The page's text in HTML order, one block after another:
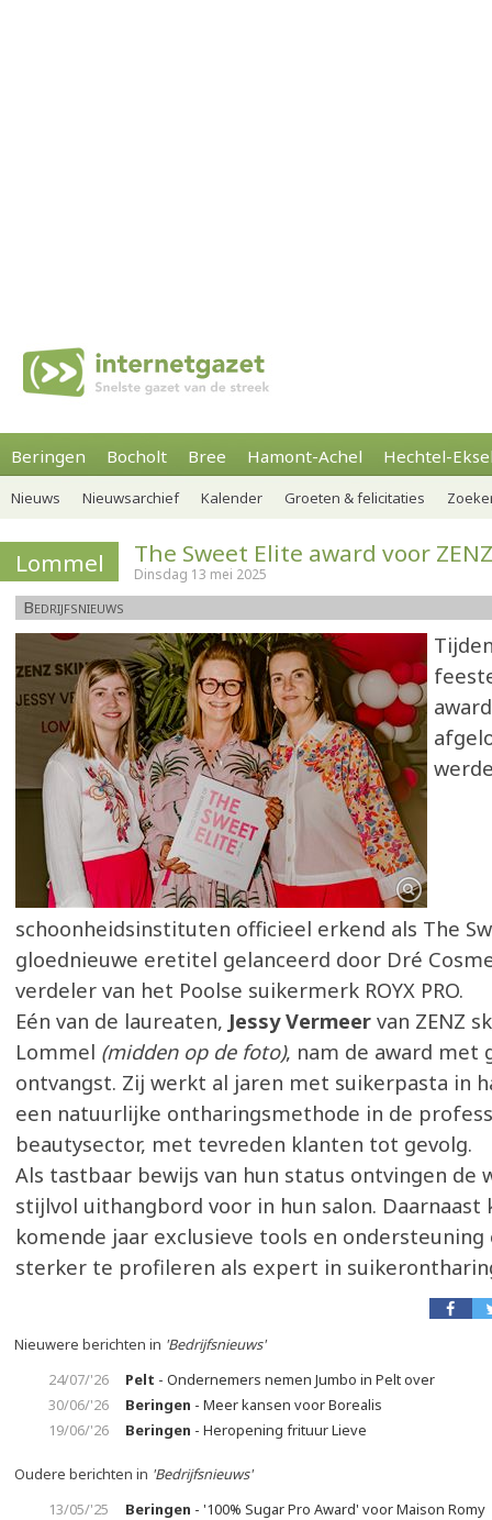
Beringen Bocholt Bree Hamont-Achel Hechtel-
Nieuws Nieuwsarchief Kalender Groeten & felicitaties
Lommel The Sweet Elite award voor
Dinsdag 13 mei 2025
Bedrijfsnieuws
schoonheidsinstituten officieel erkend als The
gloednieuwe eretitel gelanceerd door Dré
verdeler van het Poolse suikermerk ROYX PRO.
Eén van de laureaten, Jessy Vermeer van ZENZ
Lommel (midden op de foto), nam de award met
ontvangst. Zij werkt al jaren met suikerpasta in
een natuurlijke ontharingsmethode in de
beautysector, met tevreden klanten tot gevolg.
Als tastbaar bewijs van hun status ontvingen de
stijlvol uithangbord voor in hun salon. Daarnaast
komende jaar exclusieve tools en ondersteuning
sterker te profileren als expert in
Nieuwere berichten in 'Bedrijfsnieuws'
24/07/'26
Pelt - Ondernemers nemen Jumbo in Pelt over
30/06/'26
Beringen - Meer kansen voor Borealis
19/06/'26
Beringen - Heropening frituur Lieve
Oudere berichten in 'Bedrijfsnieuws'
13/05/'25
Beringen - '100% Sugar Pro Award' voor Maison Romy